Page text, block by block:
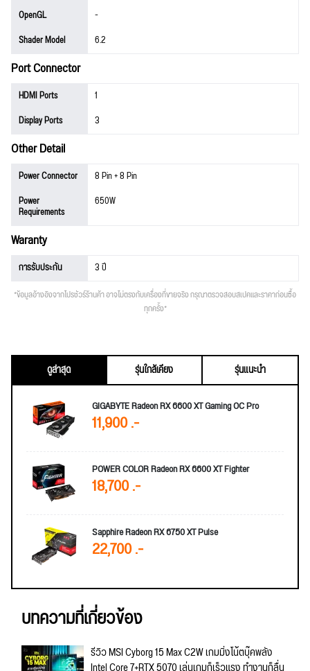
OpenGL
-
Shader Model
6.2
Port Connector
HDMI Ports
1
Display Ports
3
Other Detail
Power Connector
8 Pin + 8 Pin
Power
Requirements
650W
Waranty
การรับประกัน 3 ปี
*ข้อมูลอ้างอิงจากโปรชัวร์ร้านค้า อาจไม่ตรงกับเครื่องที่ขายจริง กรุณาตรวจสอบสเปคและราคาก่อนซื้อ
ทุกครั้ง*
ดูล่าสุด รุ่นใกล้เคียง
รุ่นแนะนำ
GIGABYTE Radeon RX 6600 XT Gaming OC Pro
11,900 .-
POWER COLOR Radeon RX 6600 XT Fighter
18,700 .-
Sapphire Radeon RX 6750 XT Pulse
22,700 .-
บทความที่เกี่ยวข้อง
รีวิว MSI Cyborg 15 Max C2W เกมมิ่งโน้ตบุ๊คพลัง